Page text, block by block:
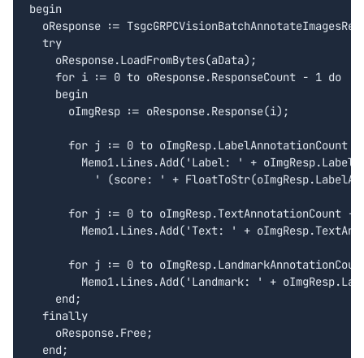
begin
oResponse :=
  try
    oResponse.LoadFromBytes(aData);
    for i := 0 to oResponse.ResponseCount - 1 do
    begin
      oImgResp := oResponse.Response(i);
for j := 0 to oImgResp.LabelAnnotationCount -
Memo1.Lines.Add('Label: ' +
' (score: ' +
for j := 0 to oImgResp.TextAnnotationCount -
Memo1.Lines.Add('Text: ' +
for j := 0 to
Memo1.Lines.Add('Landmark: ' +
    end;
  finally
    oResponse.Free;
  end;